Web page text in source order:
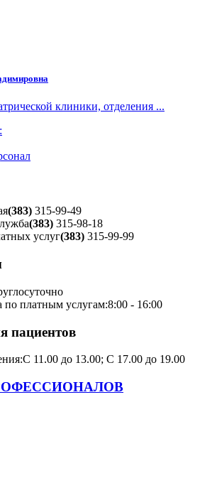
клиники, отделения ...
(383) 315-99-49
(383) 315-98-18
услуг(383) 315-99-99
по платным услугам:8:00 - 16:00
пациентов
С 11.00 до 13.00; С 17.00 до 19.00